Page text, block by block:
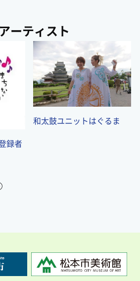
ーティスト
録者
和太鼓ユニットはぐるま